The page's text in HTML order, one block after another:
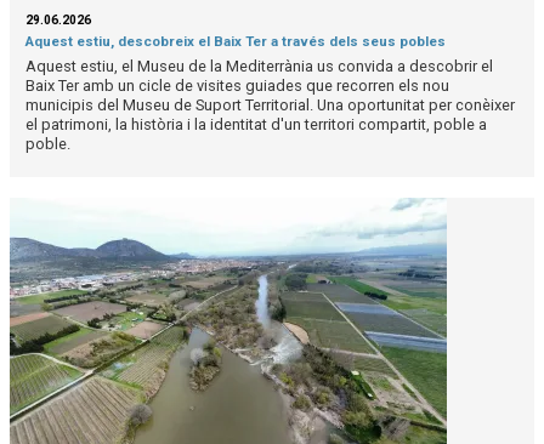
29.06.2026
Aquest estiu, descobreix el Baix Ter a través dels seus pobles
Aquest estiu, el Museu de la Mediterrània us convida a descobrir el
Baix Ter amb un cicle de visites guiades que recorren els nou
municipis del Museu de Suport Territorial. Una oportunitat per conèixer
el patrimoni, la història i la identitat d'un territori compartit, poble a
poble.